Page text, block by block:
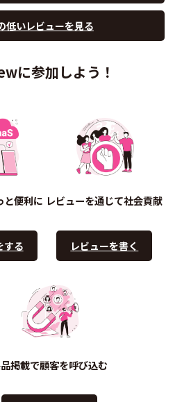
低いレビューを見る
に参加しよう！
と便利に
する
レビューを通じて社会貢献
レビューを書く
掲載で顧客を呼び込む